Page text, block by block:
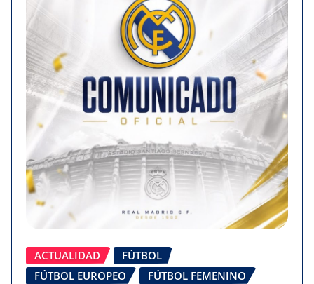
ACTUALIDAD
FÚTBOL
FÚTBOL EUROPEO
FÚTBOL FEMENINO